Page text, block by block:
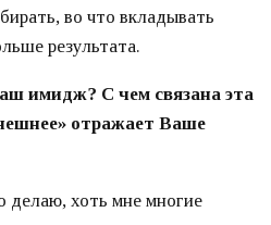
во что вкладывать
результата.
имидж? С чем связана эта
отражает Ваше
делаю, хоть мне многие